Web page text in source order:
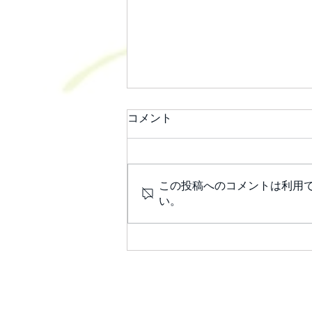
【ツバキ茶館】9月4日㈮
コメント
この投稿へのコメントは利用
い。